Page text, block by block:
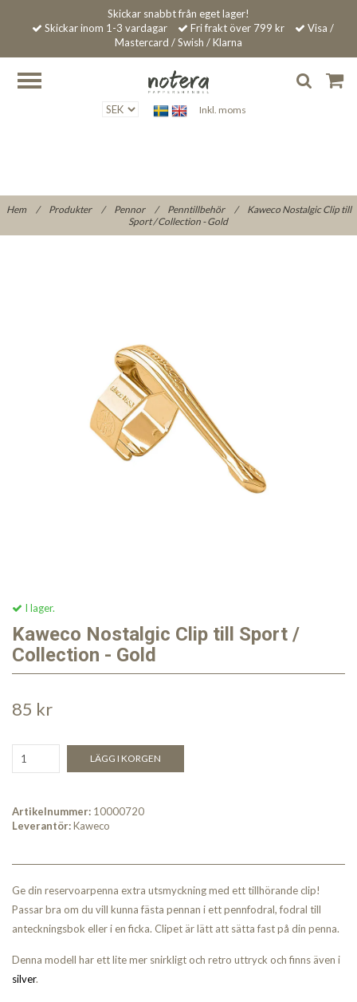
Skickar snabbt från eget lager!
Skickar inom 1-3 vardagar
Fri frakt över 799 kr
Visa /
Mastercard / Swish / Klarna
Inkl. moms
Hem / Produkter / Pennor / Penntillbehör /
Kaweco Nostalgic Clip till
Sport / Collection - Gold
I lager.
Kaweco Nostalgic Clip till Sport /
Collection - Gold
85 kr
LÄGG I KORGEN
Artikelnummer: 10000720
Leverantör:Kaweco
Ge din reservoarpenna extra utsmyckning med ett tillhörande clip!
Passar bra om du vill kunna fästa pennan i ett pennfodral, fodral till
anteckningsbok eller i en ficka. Clipet är lätt att sätta fast på din penna.
Denna modell har ett lite mer snirkligt och retro uttryck och finns även i
silver.